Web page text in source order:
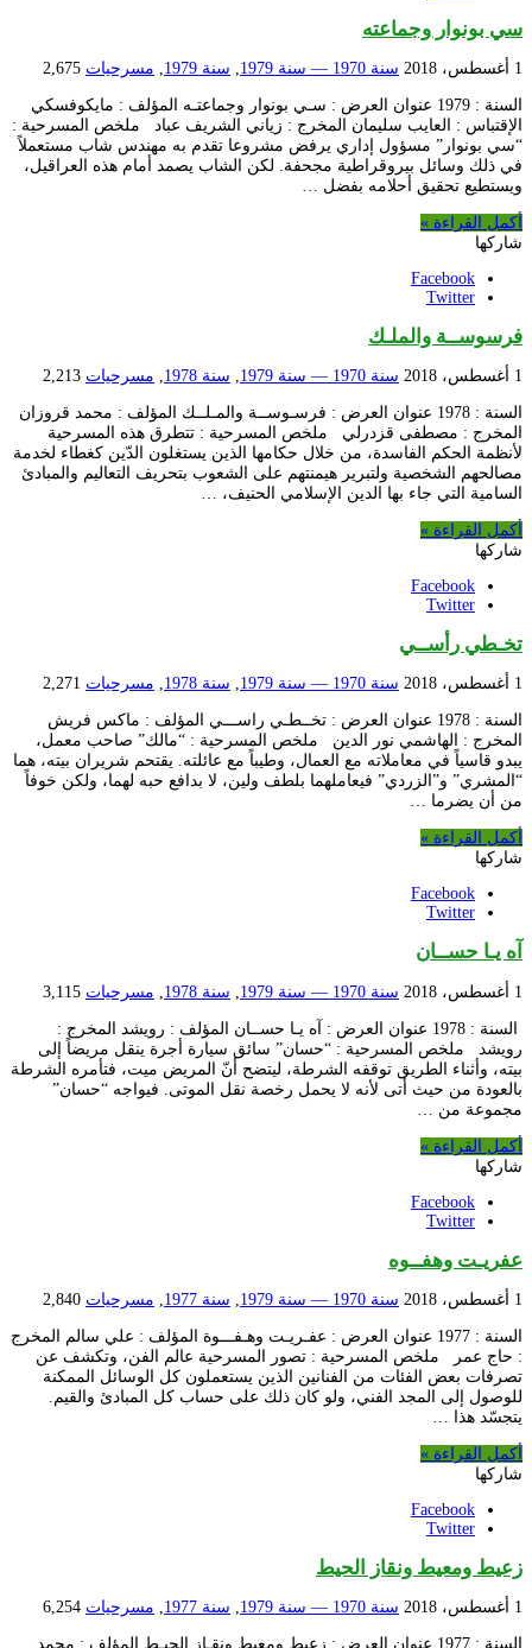
سي بونوار وجماعته
1 أغسطس، 2018 سنة 1970 — سنة 1979 سنة 1979 مسرحيات 2,675
السنة : 1979 عنوان العرض : سـي بونوار وجماعتـه المؤلف : مايكوفسكي
الإقتباس : العايب سليمان المخرج : زياني الشريف عباد ملخص المسرحية :
“سي بونوار” مسؤول إداري يرفض مشروعا تقدم به مهندس شاب مستعملاً
في ذلك وسائل بيروقراطية مجحفة. لكن الشاب يصمد أمام هذه العراقيل،
ويستطيع تحقيق أحلامه بفضل …
أكمل القراءة »
شاركها
Facebook
Twitter
فرسوســة والملـك
1 أغسطس، 2018 سنة 1970 — سنة 1979 , سنة 1978 , مسرحيات 2,213
السنة : 1978 عنوان العرض : فرسـوســة والمـلــك المؤلف : محمد قروزان
المخرج : مصطفى قزدرلي ملخص المسرحية : تتطرق هذه المسرحية
لأنظمة الحكم الفاسدة، من خلال حكامها الذين يستغلون الدّين كغطاء لخدمة
مصالحهم الشخصية ولتبرير هيمنتهم على الشعوب بتحريف التعاليم والمبادئ
السامية التي جاء بها الدين الإسلامي الحنيف، …
أكمل القراءة »
شاركها
Facebook
Twitter
تخـطي رأســي
1 أغسطس، 2018 سنة 1970 — سنة 1979 , سنة 1978 , مسرحيات 2,271
السنة : 1978 عنوان العرض : تخــطـي راســـي المؤلف : ماكس فريش
المخرج : الهاشمي نور الدين ملخص المسرحية : “مالك” صاحب معمل،
يبدو قاسياً في معاملاته مع العمال، وطيباً مع عائلته. يقتحم شريران بيته، هما
“المشري” و”الزردي” فيعاملهما بلطف ولين، لا بدافع حبه لهما، ولكن خوفاً
من أن يضرما …
أكمل القراءة »
شاركها
Facebook
Twitter
آه يـا حســان
1 أغسطس، 2018 سنة 1970 — سنة 1979 سنة 1978 مسرحيات 3,115
السنة : 1978 عنوان العرض : آه يـا حســان المؤلف : رويشد المخرج :
رويشد ملخص المسرحية : “حسان” سائق سيارة أجرة ينقل مريضاً إلى
بيته، وأثناء الطريق توقفه الشرطة، ليتضح أنّ المريض ميت، فتأمره الشرطة
بالعودة من حيث أتى لأنه لا يحمل رخصة نقل الموتى. فيواجه “حسان”
مجموعة من …
أكمل القراءة »
شاركها
Facebook
Twitter
عفريـت وهفــوه
1 أغسطس، 2018 سنة 1970 — سنة 1979 سنة 1977 مسرحيات 2,840
السنة : 1977 عنوان العرض : عفـريـت وهـفـــوة المؤلف : علي سالم المخرج
: حاج عمر ملخص المسرحية : تصور المسرحية عالم الفن، وتكشف عن
تصرفات بعض الفئات من الفنانين الذين يستعملون كل الوسائل الممكنة
للوصول إلى المجد الفني، ولو كان ذلك على حساب كل المبادئ والقيم.
يتجسّد هذا …
أكمل القراءة »
شاركها
Facebook
Twitter
زعيط ومعيط ونقاز الحيط
1 أغسطس، 2018 سنة 1970 — سنة 1979 سنة 1977 مسرحيات 6,254
السنة : 1977 عنوان العرض : زعيط ومعيط ونقـاز الحيـط المؤلف : محمد